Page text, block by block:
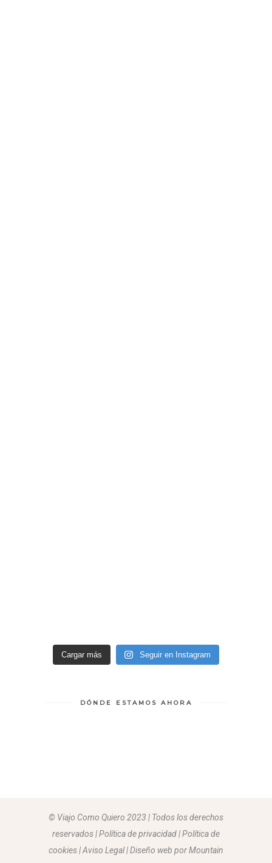
Cargar más Seguir en Instagram
DÓNDE ESTAMOS AHORA
© Viajo Como Quiero 2023 | Todos los derechos
reservados | Política de privacidad | Política de
cookies | Aviso Legal |Diseño web por Mountain